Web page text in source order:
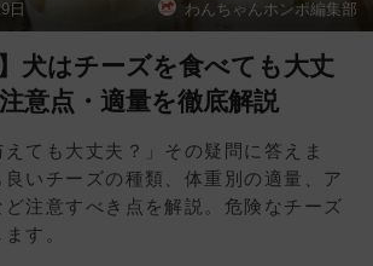
日 わんちゃんホンポ編集部
】犬はチーズを食べても大丈
意点・適量を徹底解説
えても大丈夫？」その疑問に答えま
いチーズの種類、体重別の適量、ア
ど注意すべき点を解説。危険なチーズ
す。